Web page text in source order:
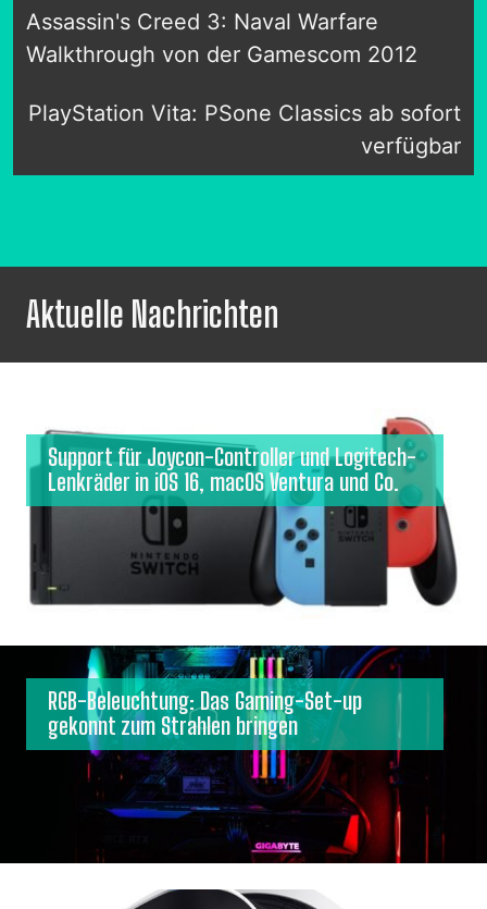
Assassin's Creed 3: Naval Warfare
Walkthrough von der Gamescom 2012
PlayStation Vita: PSone Classics ab sofort
verfügbar
Aktuelle Nachrichten
Support für Joycon-Controller und Logitech-
Lenkräder in iOS 16, macOS Ventura und Co.
RGB-Beleuchtung: Das Gaming-Set-up
gekonnt zum Strahlen bringen